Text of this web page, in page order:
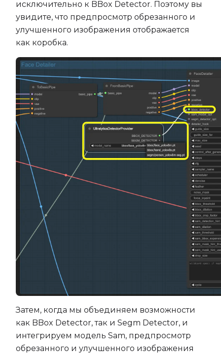
исключительно к BBox Detector. Поэтому вы
увидите, что предпросмотр обрезанного и
улучшенного изображения отображается
как коробка.
Затем, когда мы объединяем возможности
как BBox Detector, так и Segm Detector, и
интегрируем модель Sam, предпросмотр
обрезанного и улучшенного изображения